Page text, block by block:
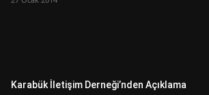
Karabük İletişim Derneği’nden Açıklama